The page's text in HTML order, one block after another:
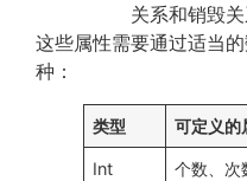
关系和销毁关
这些属性需要通过适当
种：
类型 可定义的
Int 个数、次